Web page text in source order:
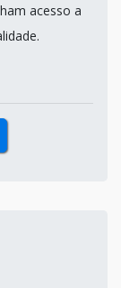
acesso a